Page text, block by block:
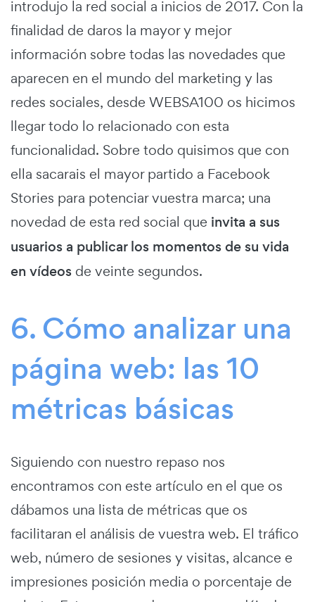
introdujo la red social a inicios de 2017. Con la
finalidad de daros la mayor y mejor
información sobre todas las novedades que
aparecen en el mundo del marketing y las
redes sociales, desde WEBSA100 os hicimos
llegar todo lo relacionado con esta
funcionalidad. Sobre todo quisimos que con
ella sacarais el mayor partido a Facebook
Stories para potenciar vuestra marca; una
novedad de esta red social que invita a sus
usuarios a publicar los momentos de su vida
en vídeos de veinte segundos.
6. Cómo analizar una
página web: las 10
métricas básicas
Siguiendo con nuestro repaso nos
encontramos con este artículo en el que os
dábamos una lista de métricas que os
facilitaran el análisis de vuestra web. El tráfico
web, número de sesiones y visitas, alcance e
impresiones posición media o porcentaje de